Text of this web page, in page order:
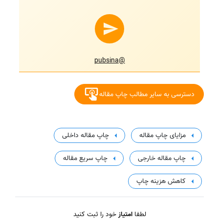
@pubsina
دسترسی به سایر مطالب چاپ مقاله
مزایای چاپ مقاله چاپ مقاله داخلی
چاپ مقاله خارجی چاپ سریع مقاله
کاهش هزینه چاپ
لطفاامتیازخود را ثبت کنید